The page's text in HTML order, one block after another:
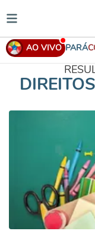
AO VIVO PARÁ